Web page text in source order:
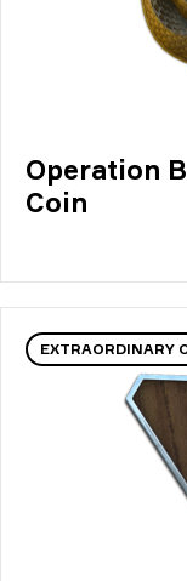
Operation
Coin
EXTRAORDINARY